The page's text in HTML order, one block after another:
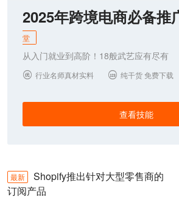
2025年跨境电商必备推
堂
从入门就业到高阶！18般武艺应有尽有
 行业名师真材实料  纯干货 免费下载
查看技能
最新
Shopify推出针对大型零售商的
订阅产品